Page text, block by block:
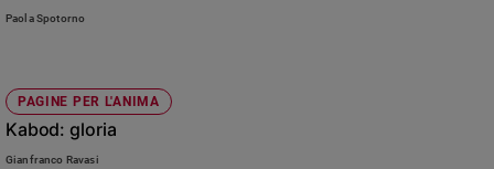
soprattutto nelle scuole, insegnando ai bambini e alle bambine il rispetto
Paola Spotorno
PAGINE PER L'ANIMA
Kabod: gloria
Gianfranco Ravasi